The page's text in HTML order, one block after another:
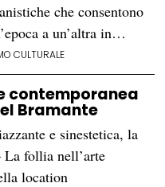
che consentono
a un’altra in…
CULTURALE
contemporanea
Bramante
e sinestetica, la
follia nell’arte
location